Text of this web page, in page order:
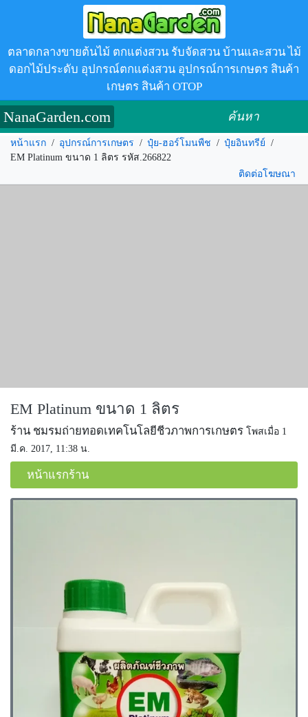
ตลาดกลางขายต้นไม้ ตกแต่งสวน รับจัดสวน บ้านและสวน ไม้
ดอกไม้ประดับ อุปกรณ์ตกแต่งสวน อุปกรณ์การเกษตร สินค้า
เกษตร สินค้า OTOP
NanaGarden.com ค้นหา
หน้าแรก / อุปกรณ์การเกษตร / ปุ๋ย-ฮอร์โมนพืช / ปุ๋ยอินทรีย์ /
EM Platinum ขนาด 1 ลิตร รหัส.266822
ติดต่อโฆษณา
EM Platinum ขนาด 1 ลิตร
ร้าน ชมรมถ่ายทอดเทคโนโลยีชีวภาพการเกษตร โพสเมื่อ 1
มี.ค. 2017, 11:38 น.
หน้าแรกร้าน